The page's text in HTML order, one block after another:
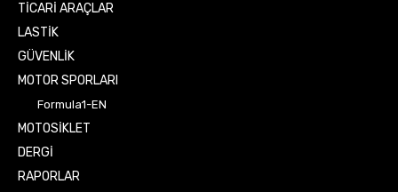
TİCARİ ARAÇLAR
LASTİK
GÜVENLİK
MOTOR SPORLARI
Formula1-EN
MOTOSİKLET
DERGİ
RAPORLAR